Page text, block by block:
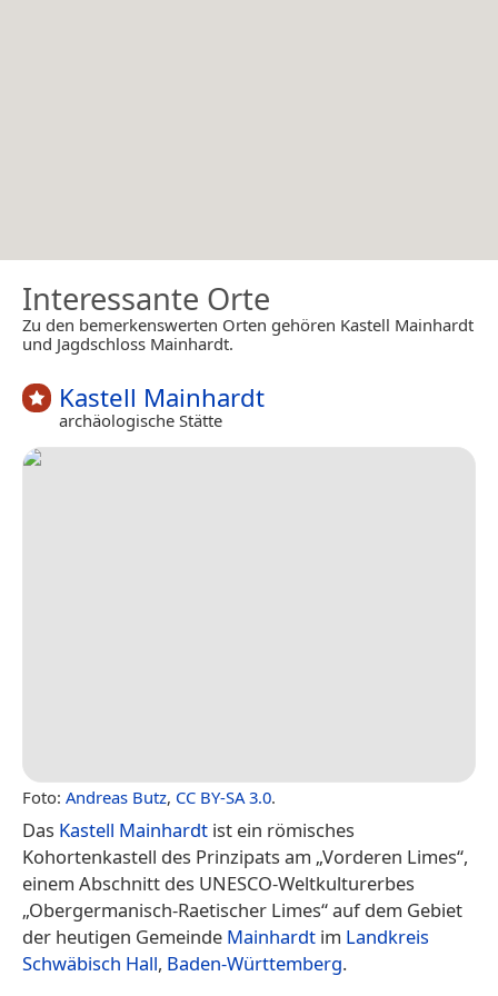
Interessante Orte
Zu den bemerkenswerten Orten gehören Kastell Mainhardt
und Jagdschloss Mainhardt.
Kastell Mainhardt
archäologische Stätte
Foto: Andreas Butz, CC BY-SA 3.0.
Das Kastell Mainhardt ist ein römisches
Kohortenkastell des Prinzipats am „Vorderen Limes“,
einem Abschnitt des UNESCO-Weltkulturerbes
„Obergermanisch-Raetischer Limes“ auf dem Gebiet
der heutigen Gemeinde Mainhardt im Landkreis
Schwäbisch Hall, Baden-Württemberg.